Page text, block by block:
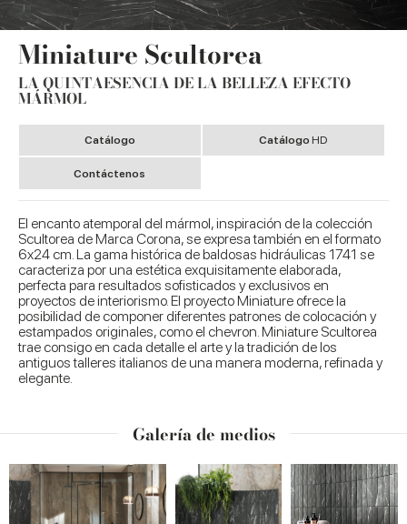
Miniature Scultorea
LA QUINTAESENCIA DE LA BELLEZA EFECTO
MÁRMOL
Catálogo Catálogo HD
Contáctenos
El encanto atemporal del mármol, inspiración de la colección
Scultorea de Marca Corona, se expresa también en el formato
6x24 cm. La gama histórica de baldosas hidráulicas 1741 se
caracteriza por una estética exquisitamente elaborada,
perfecta para resultados sofisticados y exclusivos en
proyectos de interiorismo. El proyecto Miniature ofrece la
posibilidad de componer diferentes patrones de colocación y
estampados originales, como el chevron. Miniature Scultorea
trae consigo en cada detalle el arte y la tradición de los
antiguos talleres italianos de una manera moderna, refinada y
elegante.
Galería de medios